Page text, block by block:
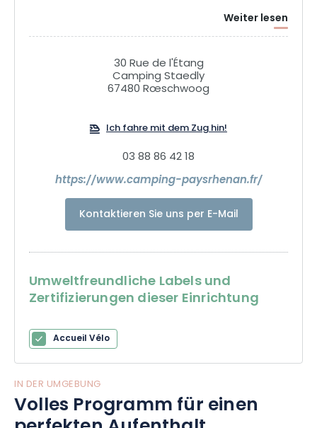
Weiter lesen
30 Rue de l'Étang
Camping Staedly
67480 Rœschwoog
Ich fahre mit dem Zug hin!
03 88 86 42 18
https://www.camping-paysrhenan.fr/
Kontaktieren Sie uns per E-Mail
Umweltfreundliche Labels und
Zertifizierungen dieser Einrichtung
Accueil Vélo
IN DER UMGEBUNG
Volles Programm für einen